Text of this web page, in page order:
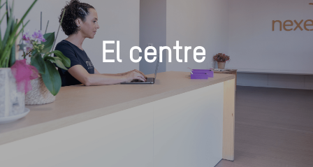
Centre
Contacte
El centre